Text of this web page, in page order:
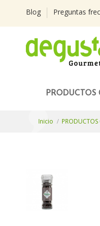
Blog Preguntas
PRODUCTOS
Inicio